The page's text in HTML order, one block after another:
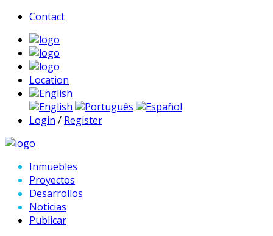
Contact
Location
English
English
Português
Español
Login / Register
Inmuebles
Proyectos
Desarrollos
Noticias
Publicar